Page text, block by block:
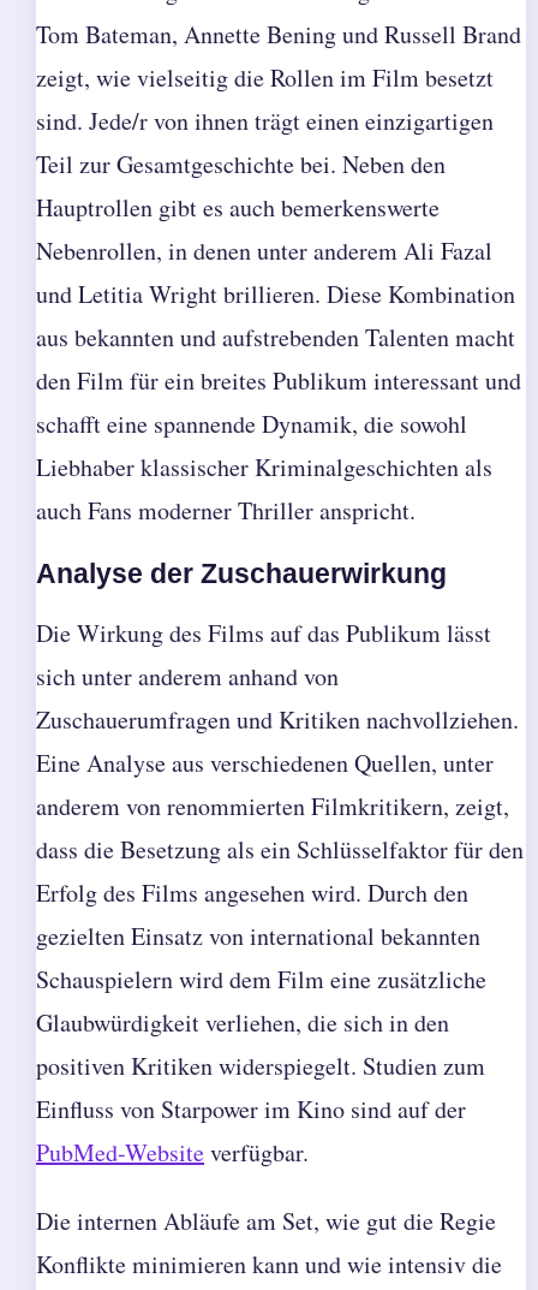
Tom Bateman, Annette Bening und Russell Brand
zeigt, wie vielseitig die Rollen im Film besetzt
sind. Jede/r von ihnen trägt einen einzigartigen
Teil zur Gesamtgeschichte bei. Neben den
Hauptrollen gibt es auch bemerkenswerte
Nebenrollen, in denen unter anderem Ali Fazal
und Letitia Wright brillieren. Diese Kombination
aus bekannten und aufstrebenden Talenten macht
den Film für ein breites Publikum interessant und
schafft eine spannende Dynamik, die sowohl
Liebhaber klassischer Kriminalgeschichten als
auch Fans moderner Thriller anspricht.
Analyse der Zuschauerwirkung
Die Wirkung des Films auf das Publikum lässt
sich unter anderem anhand von
Zuschauerumfragen und Kritiken nachvollziehen.
Eine Analyse aus verschiedenen Quellen, unter
anderem von renommierten Filmkritikern, zeigt,
dass die Besetzung als ein Schlüsselfaktor für den
Erfolg des Films angesehen wird. Durch den
gezielten Einsatz von international bekannten
Schauspielern wird dem Film eine zusätzliche
Glaubwürdigkeit verliehen, die sich in den
positiven Kritiken widerspiegelt. Studien zum
Einfluss von Starpower im Kino sind auf der
PubMed-Websiteverfügbar.
Die internen Abläufe am Set, wie gut die Regie
Konflikte minimieren kann und wie intensiv die